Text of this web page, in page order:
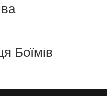
Боїмів